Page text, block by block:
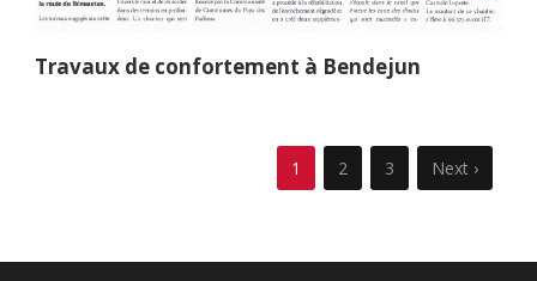
Travaux de confortement à Bendejun
1 2 3 Next ›